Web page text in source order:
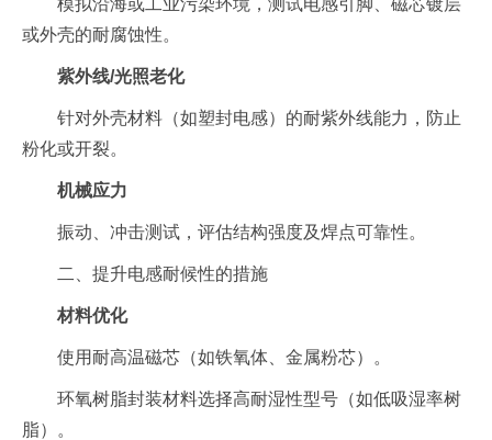
模拟沿海或工业污染环境，测试电感引脚、磁芯镀层
或外壳的耐腐蚀性。
紫外线/光照老化
针对外壳材料（如塑封电感）的耐紫外线能力，防止
粉化或开裂。
机械应力
振动、冲击测试，评估结构强度及焊点可靠性。
二、提升电感耐候性的措施
材料优化
使用耐高温磁芯（如铁氧体、金属粉芯）。
环氧树脂封装材料选择高耐湿性型号（如低吸湿率树
脂）。